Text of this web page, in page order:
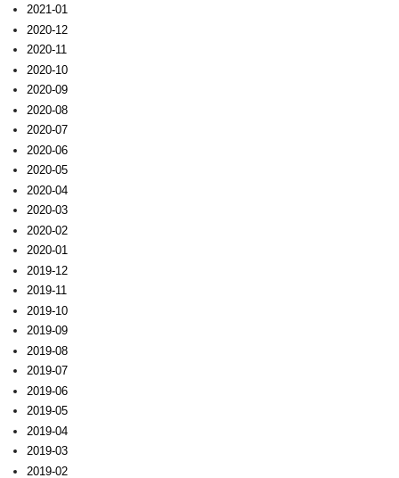
2021-01
2020-12
2020-11
2020-10
2020-09
2020-08
2020-07
2020-06
2020-05
2020-04
2020-03
2020-02
2020-01
2019-12
2019-11
2019-10
2019-09
2019-08
2019-07
2019-06
2019-05
2019-04
2019-03
2019-02